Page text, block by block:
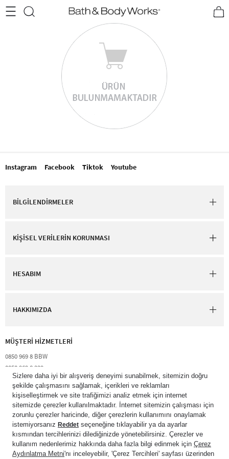
•2200₺ ve Üzeri Kargo Ücretsiz!• *Promosyon Detayları
Instagram Facebook Tiktok Youtube
BİLGİLENDİRMELER
KİŞİSEL VERİLERİN KORUNMASI
HESABIM
HAKKIMIZDA
MÜŞTERİ HİZMETLERİ​
0850 969 8 BBW​
0850 969 8 229​​
destek@bathandbodyworks.com.tr
Resmi tatiller hariç hafta içi 09:00 – 18:00 saatleri arası​
© 2026 Bath & Body Works Direct Inc. Shaya Mağazacılık A.Ş. Franchise
lisansı aracılığıyla işletilen ticari markasıdır. Her hakkı saklıdır.